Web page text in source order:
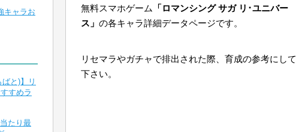
キャラお
と)】リ
すめラ
たり最
無料スマホゲーム
「ロマンシング サガ リ･ユニバー
ス」 の各キャラ詳細データページです。
リセマラやガチャで排出された際、育成の参考にして
下さい。